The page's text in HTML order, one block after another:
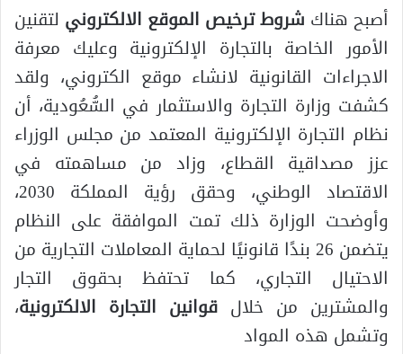
أصبح هناك شروط ترخيص الموقع الالكتروني لتقنين
الأمور الخاصة بالتجارة الإلكترونية وعليك معرفة
الاجراءات القانونية لانشاء موقع الكتروني، ولقد
كشفت وزارة التجارة والاستثمار في السُّعُودية، أن
نظام التجارة الإلكترونية المعتمد من مجلس الوزراء
عزز مصداقية القطاع، وزاد من مساهمته في
الاقتصاد الوطني، وحقق رؤية المملكة 2030،
وأوضحت الوزارة ذلك تمت الموافقة على النظام
يتضمن 26 بندًا قانونيًا لحماية المعاملات التجارية من
الاحتيال التجاري، كما تحتفظ بحقوق التجار
والمشترين من خلال قوانين التجارة الالكترونية،
وتشمل هذه المواد